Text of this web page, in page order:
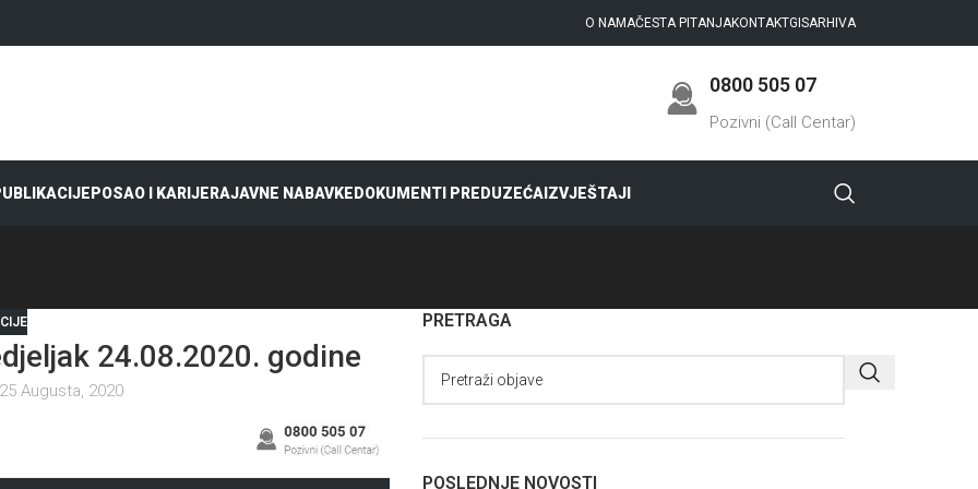
O NAMAČESTA PITANJAKONTAKTGISARHIVA
0800 505 07
Pozivni (Call Centar)
POSAO I KARIJERAJAVNE NABAVKEDOKUMENTI PREDUZEĆAIZVJEŠTAJI
24.08.2020. godine
Augusta, 2020
PRETRAGA
POSLEDNJE NOVOSTI